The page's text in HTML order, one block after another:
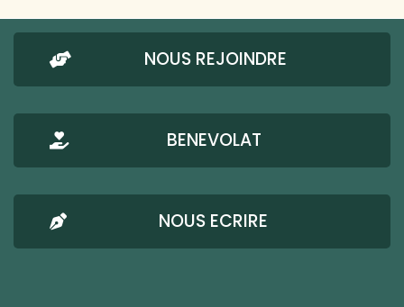
NOUS REJOINDRE
BENEVOLAT
NOUS ECRIRE